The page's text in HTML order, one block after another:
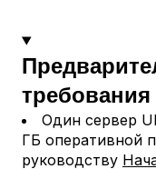
требования
Один сервер
ГБ оперативной
руководству